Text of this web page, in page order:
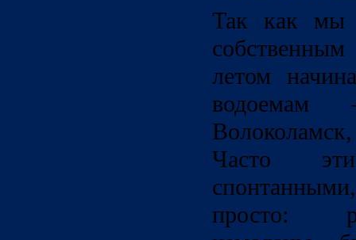
Так как мы
летом
водоемам
Часто
просто: